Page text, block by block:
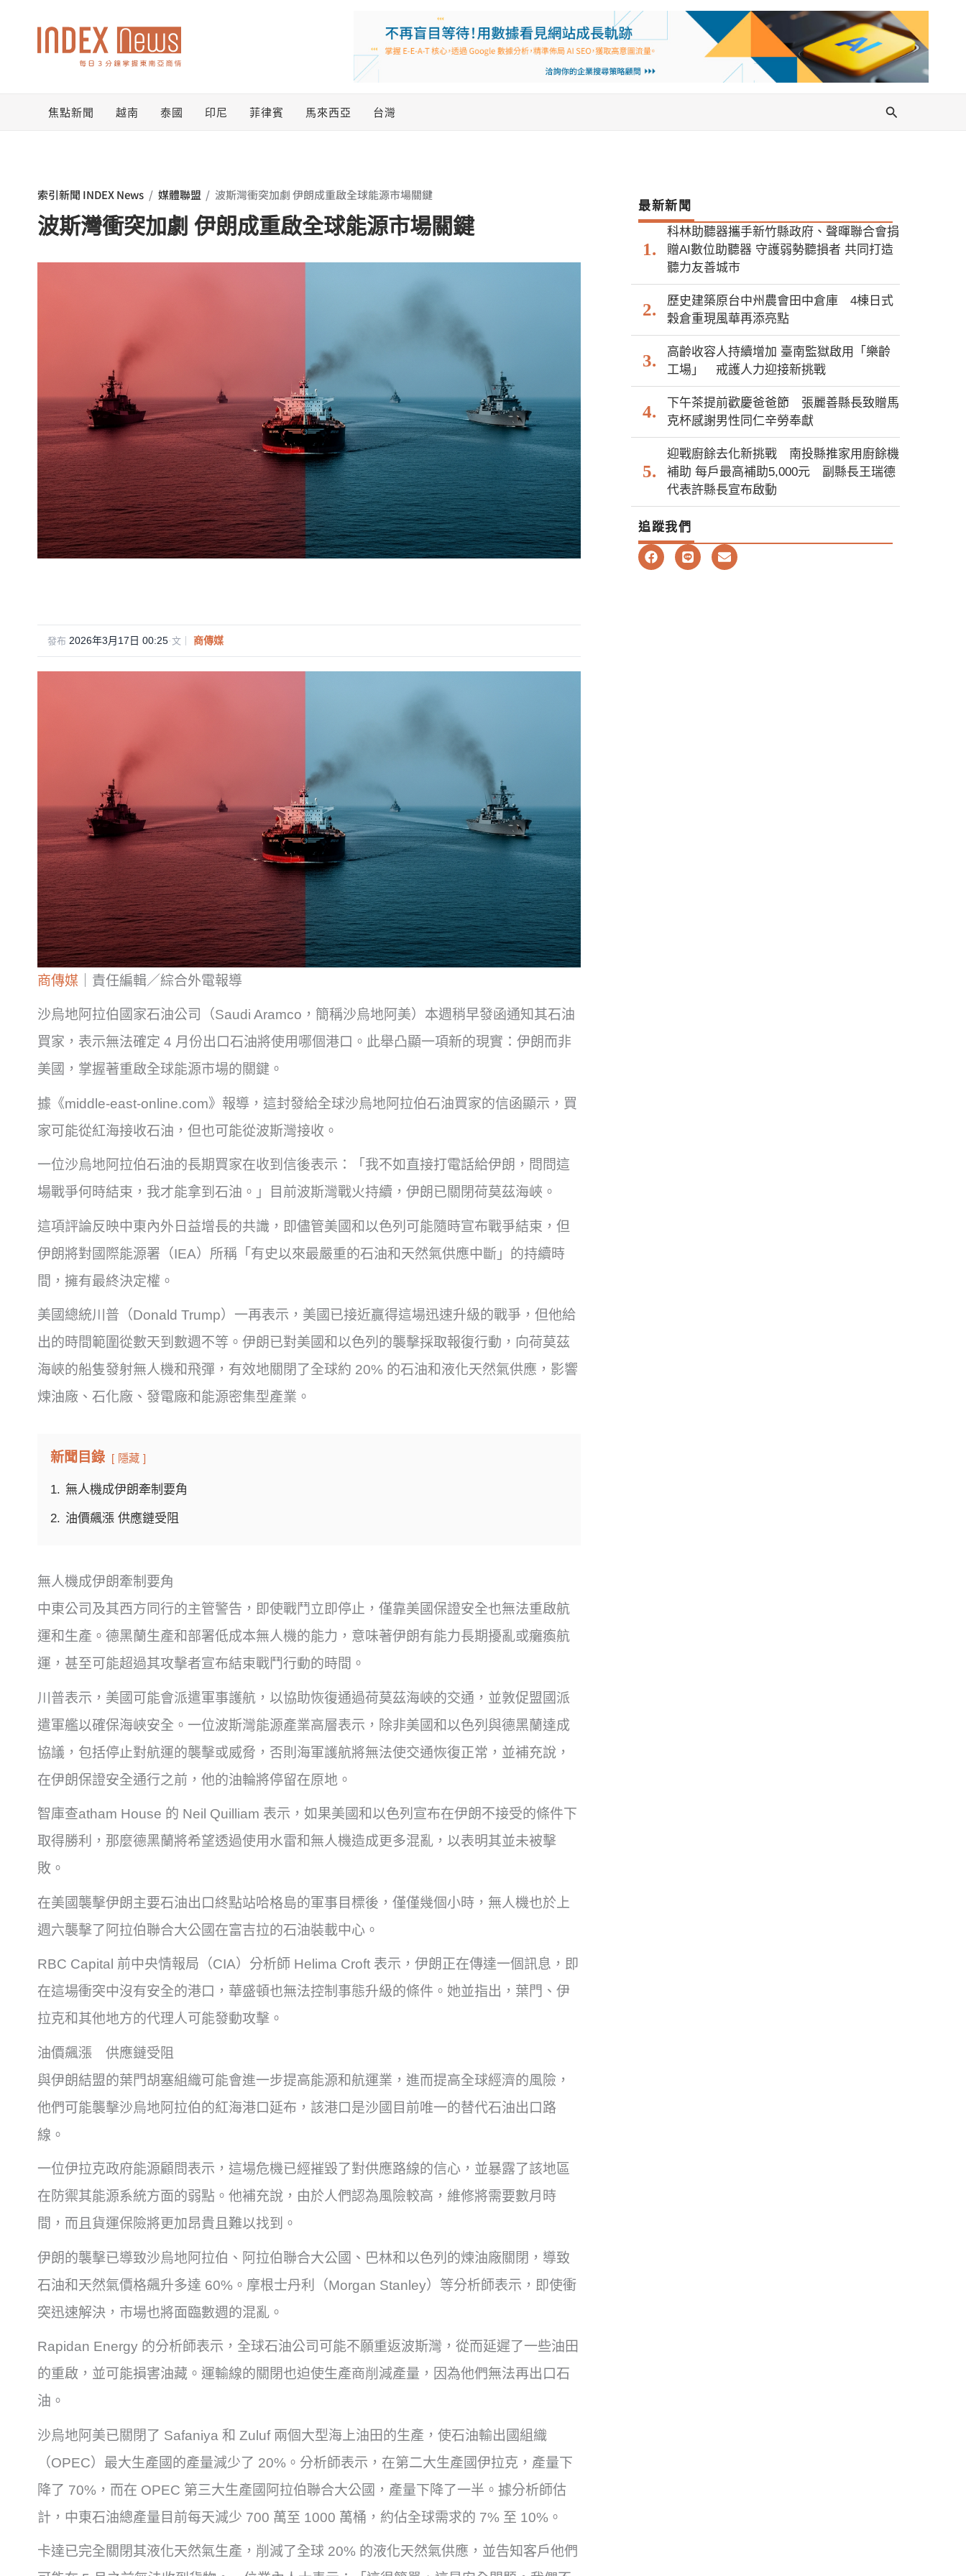
焦點新聞 越南 泰國 印尼 菲律賓 馬來西亞 台灣
搜
索引新聞 INDEX News / 媒體聯盟 / 波斯灣衝突加劇 伊朗成重啟全球能源市場關鍵
波斯灣衝突加劇 伊朗成重啟全球能源市場關鍵
發布 2026年3月17日 00:25·文｜ 商傳媒
商傳媒 ｜責任編輯／綜合外電報導
沙烏地阿拉伯國家石油公司（Saudi Aramco，簡稱沙烏地阿美）本週稍早發函通知其石油
買家，表示無法確定 4 月份出口石油將使用哪個港口。此舉凸顯一項新的現實：伊朗而非
美國，掌握著重啟全球能源市場的關鍵。
據《middle-east-online.com》報導，這封發給全球沙烏地阿拉伯石油買家的信函顯示，買
家可能從紅海接收石油，但也可能從波斯灣接收。
一位沙烏地阿拉伯石油的長期買家在收到信後表示：「我不如直接打電話給伊朗，問問這
場戰爭何時結束，我才能拿到石油。」目前波斯灣戰火持續，伊朗已關閉荷莫茲海峽。
這項評論反映中東內外日益增長的共識，即儘管美國和以色列可能隨時宣布戰爭結束，但
伊朗將對國際能源署（IEA）所稱「有史以來最嚴重的石油和天然氣供應中斷」的持續時
間，擁有最終決定權。
美國總統川普（Donald Trump）一再表示，美國已接近贏得這場迅速升級的戰爭，但他給
出的時間範圍從數天到數週不等。伊朗已對美國和以色列的襲擊採取報復行動，向荷莫茲
海峽的船隻發射無人機和飛彈，有效地關閉了全球約 20% 的石油和液化天然氣供應，影響
煉油廠、石化廠、發電廠和能源密集型產業。
新聞目錄 隱藏
1. 無人機成伊朗牽制要角
2. 油價飆漲 供應鏈受阻
無人機成伊朗牽制要角
中東公司及其西方同行的主管警告，即使戰鬥立即停止，僅靠美國保證安全也無法重啟航
運和生產。德黑蘭生產和部署低成本無人機的能力，意味著伊朗有能力長期擾亂或癱瘓航
運，甚至可能超過其攻擊者宣布結束戰鬥行動的時間。
川普表示，美國可能會派遣軍事護航，以協助恢復通過荷莫茲海峽的交通，並敦促盟國派
遣軍艦以確保海峽安全。一位波斯灣能源產業高層表示，除非美國和以色列與德黑蘭達成
協議，包括停止對航運的襲擊或威脅，否則海軍護航將無法使交通恢復正常，並補充說，
在伊朗保證安全通行之前，他的油輪將停留在原地。
智庫查atham House 的 Neil Quilliam 表示，如果美國和以色列宣布在伊朗不接受的條件下
取得勝利，那麼德黑蘭將希望透過使用水雷和無人機造成更多混亂，以表明其並未被擊
敗。
在美國襲擊伊朗主要石油出口終點站哈格島的軍事目標後，僅僅幾個小時，無人機也於上
週六襲擊了阿拉伯聯合大公國在富吉拉的石油裝載中心。
RBC Capital 前中央情報局（CIA）分析師 Helima Croft 表示，伊朗正在傳達一個訊息，即
在這場衝突中沒有安全的港口，華盛頓也無法控制事態升級的條件。她並指出，葉門、伊
拉克和其他地方的代理人可能發動攻擊。
油價飆漲 供應鏈受阻
與伊朗結盟的葉門胡塞組織可能會進一步提高能源和航運業，進而提高全球經濟的風險，
他們可能襲擊沙烏地阿拉伯的紅海港口延布，該港口是沙國目前唯一的替代石油出口路
線。
一位伊拉克政府能源顧問表示，這場危機已經摧毀了對供應路線的信心，並暴露了該地區
在防禦其能源系統方面的弱點。他補充說，由於人們認為風險較高，維修將需要數月時
間，而且貨運保險將更加昂貴且難以找到。
伊朗的襲擊已導致沙烏地阿拉伯、阿拉伯聯合大公國、巴林和以色列的煉油廠關閉，導致
石油和天然氣價格飆升多達 60%。摩根士丹利（Morgan Stanley）等分析師表示，即使衝
突迅速解決，市場也將面臨數週的混亂。
Rapidan Energy 的分析師表示，全球石油公司可能不願重返波斯灣，從而延遲了一些油田
的重啟，並可能損害油藏。運輸線的關閉也迫使生產商削減產量，因為他們無法再出口石
油。
沙烏地阿美已關閉了 Safaniya 和 Zuluf 兩個大型海上油田的生產，使石油輸出國組織
（OPEC）最大生產國的產量減少了 20%。分析師表示，在第二大生產國伊拉克，產量下
降了 70%，而在 OPEC 第三大生產國阿拉伯聯合大公國，產量下降了一半。據分析師估
計，中東石油總產量目前每天減少 700 萬至 1000 萬桶，約佔全球需求的 7% 至 10%。
卡達已完全關閉其液化天然氣生產，削減了全球 20% 的液化天然氣供應，並告知客戶他們
最新新聞
科林助聽器攜手新竹縣政府、聲暉聯合會捐
贈AI數位助聽器 守護弱勢聽損者 共同打造
聽力友善城市
歷史建築原台中州農會田中倉庫 4棟日式
穀倉重現風華再添亮點
高齡收容人持續增加 臺南監獄啟用「樂齡
工場」 戒護人力迎接新挑戰
下午茶提前歡慶爸爸節 張麗善縣長致贈馬
克杯感謝男性同仁辛勞奉獻
迎戰廚餘去化新挑戰 南投縣推家用廚餘機
補助 每戶最高補助5,000元 副縣長王瑞德
代表許縣長宣布啟動
追蹤我們
F
a
L
i
E
n